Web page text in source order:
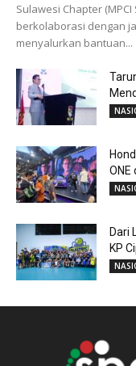
Sulawesi Chapter (MPCI
berkolaborasi dengan
menyalurkan bantuan...
ONE
Dari
KP